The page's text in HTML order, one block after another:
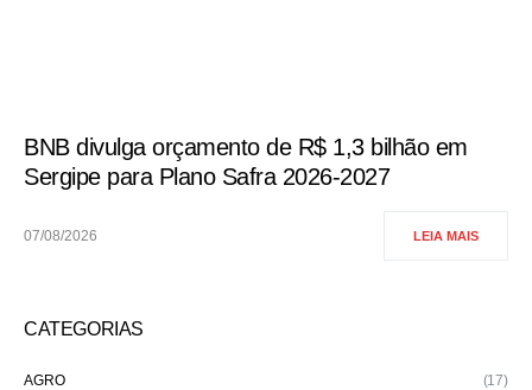
BNB divulga orçamento de R$ 1,3 bilhão em
Sergipe para Plano Safra 2026-2027
07/08/2026 LEIA MAIS
CATEGORIAS
AGRO (17)